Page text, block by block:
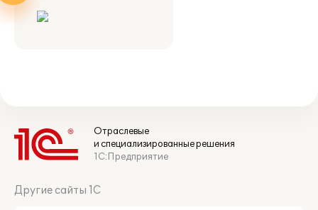
Отраслевые
и специализированные решения
1С:Предприятие
Другие сайты 1С